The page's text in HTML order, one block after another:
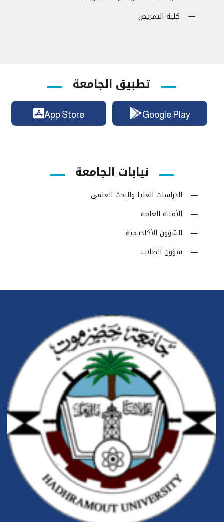
كلية التمريض
تطبيق الجامعة
Google Play
App Store
نيابات الجامعة
الدراسات العليا والبحث العلمي
الأمانة العامة
الشؤون الأكاديمية
شؤون الطلاب